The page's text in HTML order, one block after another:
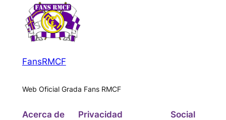
FansRMCF
Web Oficial Grada Fans RMCF
Acerca de Privacidad Social